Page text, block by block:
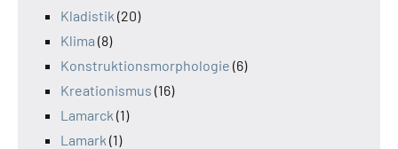
Kladistik (20)
Klima (8)
Konstruktionsmorphologie (6)
Kreationismus (16)
Lamarck (1)
Lamark (1)